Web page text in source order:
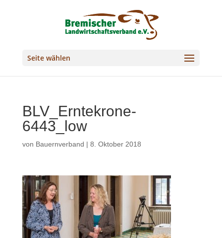
Seite wählen
BLV_Erntekrone-
6443_low
von Bauernverband | 8. Oktober 2018